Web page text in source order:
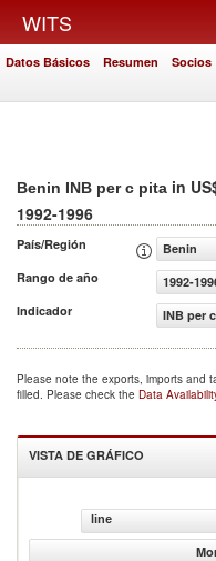
WITS
Datos Básicos Resumen Socios
Benin INB per c pita in
1992-1996
País/Región
Benin
Rango de año
1992-
Indicador
INB per
Please note the exports, imports and
filled. Please check the Data
VISTA DE GRÁFICO
line